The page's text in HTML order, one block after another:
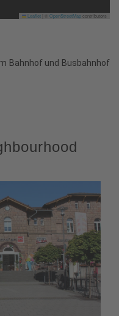
Leaflet OpenStreetMapcontributors
Bahnhof und Busbahnhof